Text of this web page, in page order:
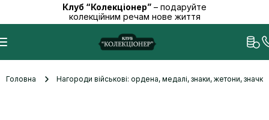
Клуб “Колекціонер” – подаруйте
колекційним речам нове життя
Головна Нагороди військові: ордена, медалі, знаки, жетони,